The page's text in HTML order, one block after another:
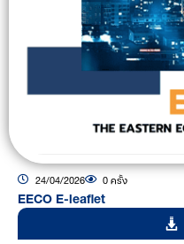
24/04/2026 0 ครั้ง
EECO E-leaflet